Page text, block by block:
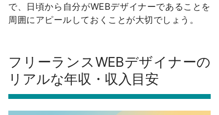
で、日頃から自分がWEBデザイナーであることを
周囲にアピールしておくことが大切でしょう。
フリーランスWEBデザイナーの
リアルな年収・収入目安